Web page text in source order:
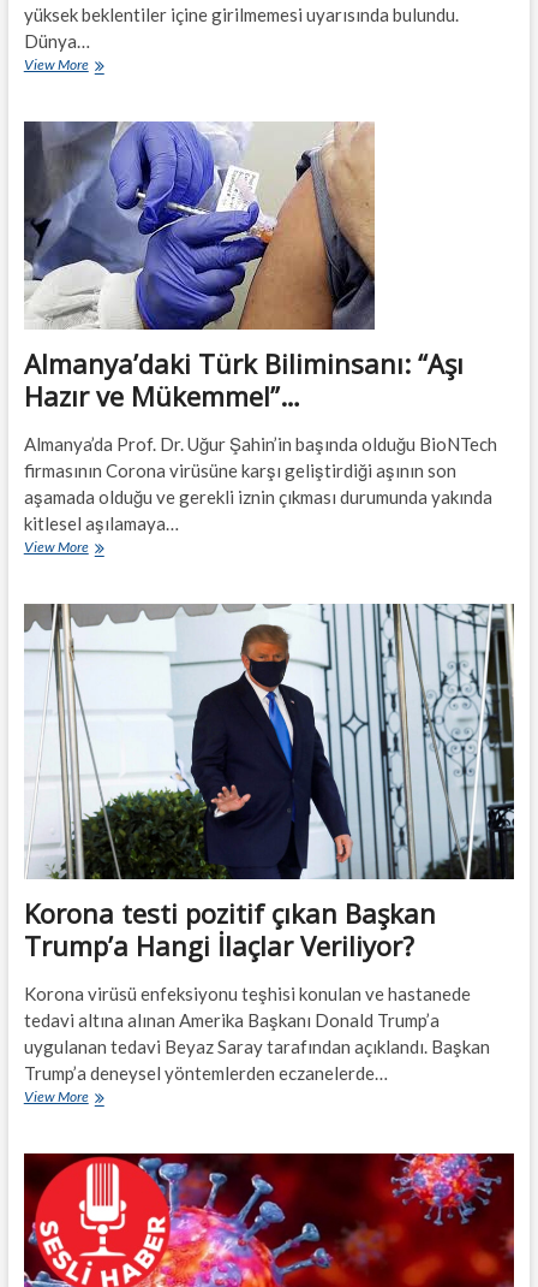
yüksek beklentiler içine girilmemesi uyarısında bulundu.
Dünya…
View MoreDünya
2021’de
normal
bir
yaz
yapamayacağız…
Almanya’daki Türk Biliminsanı: “Aşı
Hazır ve Mükemmel”…
Almanya’da Prof. Dr. Uğur Şahin’in başında olduğu BioNTech
firmasının Corona virüsüne karşı geliştirdiği aşının son
aşamada olduğu ve gerekli iznin çıkması durumunda yakında
kitlesel aşılamaya…
View MoreAlmanya’daki
“Aşı
Hazır
ve
Korona testi pozitif çıkan Başkan
Trump’a Hangi İlaçlar Veriliyor?
Korona virüsü enfeksiyonu teşhisi konulan ve hastanede
tedavi altına alınan Amerika Başkanı Donald Trump’a
uygulanan tedavi Beyaz Saray tarafından açıklandı. Başkan
Trump’a deneysel yöntemlerden eczanelerde…
View MoreKorona
çıkan
Trump’a
Hangi
İlaçlar
Veriliyor?